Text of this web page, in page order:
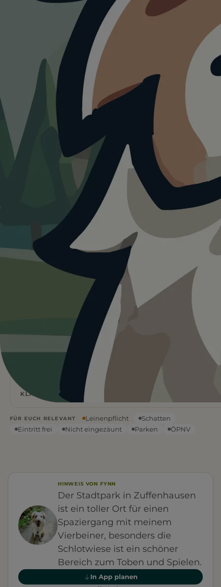
Visualisierung · KI
HUNDEAUSLAUF
Stadtpark/Schlotwi
ese Zuffenhausen
Heute ist ein guter Tagfür
Stadtpark/Schlotwiese Zuffenhausen.
26°C und sonnig, aber kaum Schatten vor Ort. Bringt
viel Wasser mit und startet lieber früh.
OpenWeatherMap
KLARER HIMMEL
FÜR EUCH RELEVANT Leinenpflicht
Schatten
Eintritt frei
Nicht eingezäunt Parken ÖPNV
HINWEIS VON FYNN
Der Stadtpark in Zuffenhausen
ist ein toller Ort für einen
Spaziergang mit meinem
Vierbeiner, besonders die
Schlotwiese ist ein schöner
Bereich zum Toben und Spielen.
In App planen